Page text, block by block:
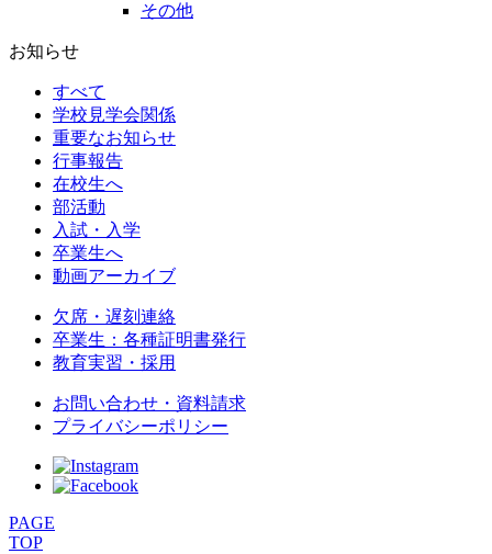
その他
お知らせ
すべて
学校見学会関係
重要なお知らせ
行事報告
在校生へ
部活動
入試・入学
卒業生へ
動画アーカイブ
欠席・遅刻連絡
卒業生：各種証明書発行
教育実習・採用
お問い合わせ・資料請求
プライバシーポリシー
PAGE
TOP